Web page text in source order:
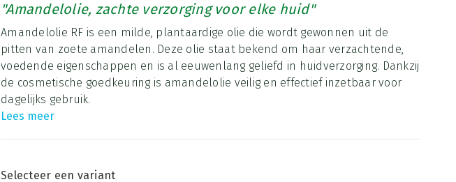
"Amandelolie, zachte verzorging voor elke huid"
Amandelolie RF is een milde, plantaardige olie die wordt gewonnen uit de
pitten van zoete amandelen. Deze olie staat bekend om haar verzachtende,
voedende eigenschappen en is al eeuwenlang geliefd in huidverzorging. Dankzij
de cosmetische goedkeuring is amandelolie veilig en effectief inzetbaar voor
dagelijks gebruik.
Lees meer
Selecteer een variant